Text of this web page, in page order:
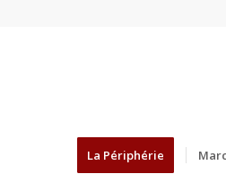
La Périphérie